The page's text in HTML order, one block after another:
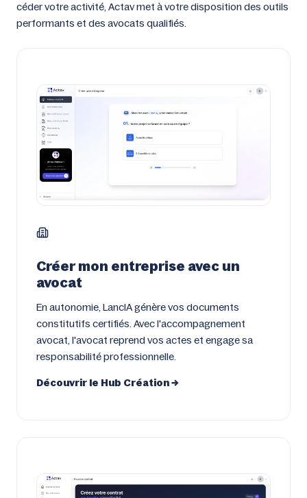
céder votre activité, Actav met à votre disposition des outils
performants et des avocats qualifiés.
Créer mon entreprise avec un
avocat
En autonomie, LancIA génère vos documents
constitutifs certifiés. Avec l'accompagnement
avocat, l'avocat reprend vos actes et engage sa
responsabilité professionnelle.
Découvrir le Hub Création →